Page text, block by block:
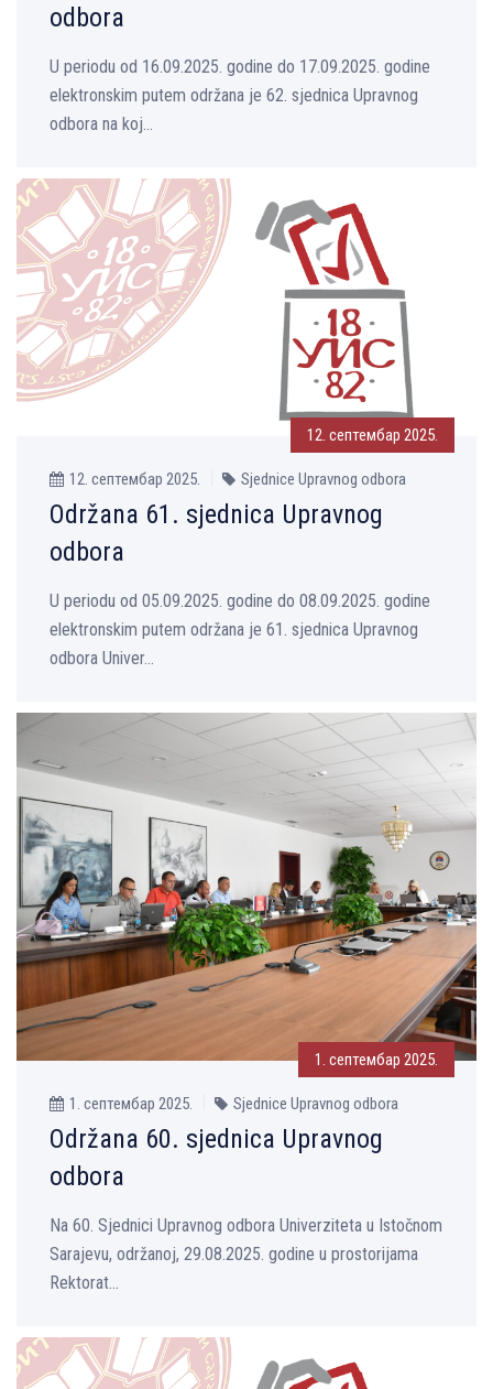
odbora
U periodu od 16.09.2025. godine do 17.09.2025. godine
elektronskim putem održana je 62. sjednica Upravnog
odbora na koj...
12. септембар 2025.
12. септембар 2025. Sjednice Upravnog odbora
Održana 61. sjednica Upravnog
odbora
U periodu od 05.09.2025. godine do 08.09.2025. godine
elektronskim putem održana je 61. sjednica Upravnog
odbora Univer...
1. септембар 2025.
1. септембар 2025. Sjednice Upravnog odbora
Održana 60. sjednica Upravnog
odbora
Na 60. Sjednici Upravnog odbora Univerziteta u Istočnom
Sarajevu, održanoj, 29.08.2025. godine u prostorijama
Rektorat...